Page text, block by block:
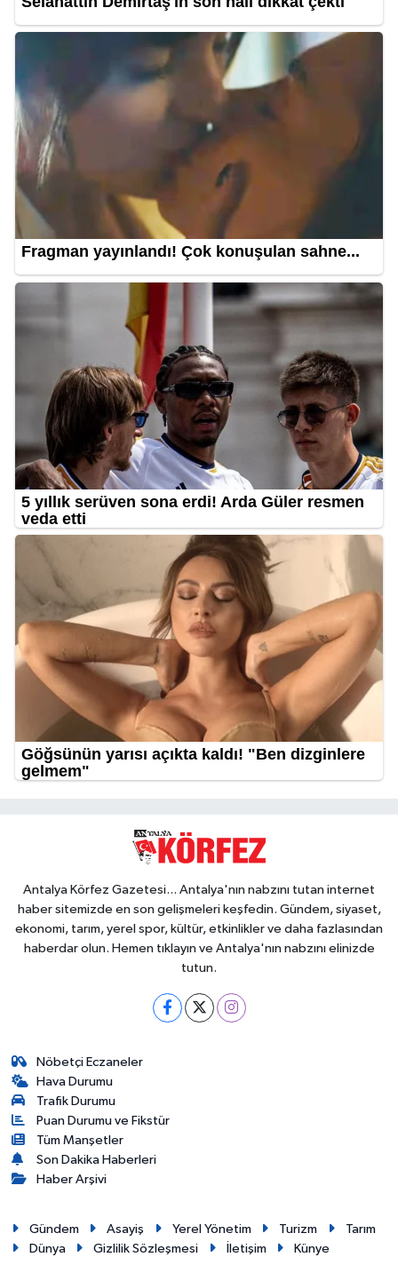
Antalya Körfez Gazetesi... Antalya'nın nabzını tutan internet
haber sitemizde en son gelişmeleri keşfedin. Gündem, siyaset,
ekonomi, tarım, yerel spor, kültür, etkinlikler ve daha fazlasından
haberdar olun. Hemen tıklayın ve Antalya'nın nabzını elinizde
tutun.
Nöbetçi Eczaneler
Hava Durumu
Trafik Durumu
Puan Durumu ve Fikstür
Tüm Manşetler
Son Dakika Haberleri
Haber Arşivi
Gündem Asayiş Yerel Yönetim Turizm
Tarım
Dünya
Gizlilik Sözleşmesi İletişim Künye